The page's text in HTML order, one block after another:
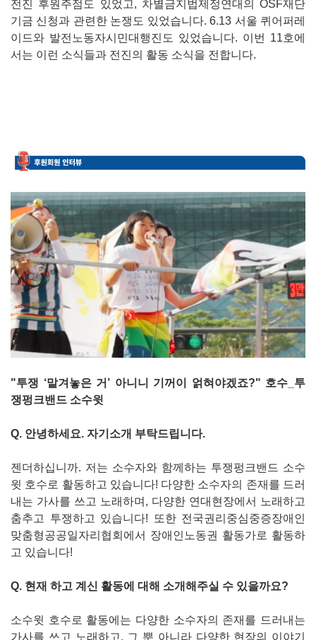
전진 후원주점도 있었고, 차별금지법제정연대의 OSF재단
기금 신청과 관련한 논쟁도 있었습니다. 6.13 서울 퀴어퍼레
이드와 발전노동자시민대행진도 있었습니다. 이번 11호에
서는 이런 소식들과 전진의 활동 소식을 전합니다.
"투쟁 ‘맡겨놓은 거’ 아니니 기꺼이 얽혀야겠죠?" 호수_투
쟁펑크밴드 소수윗
Q. 안녕하세요. 자기소개 부탁드립니다.
젠더하십니까. 저는 소수자와 함께하는 투쟁펑크밴드 소수
윗 호수로 활동하고 있습니다! 다양한 소수자의 존재를 드러
내는 가사를 쓰고 노래하며, 다양한 연대현장에서 노래하고
춤추고 투쟁하고 있습니다! 또한 전국권리중심중증장애인
맞춤형공공일자리협회에서 장애인노동권 활동가로 활동하
고 있습니다!
Q. 현재 하고 계신 활동에 대해 소개해주실 수 있을까요?
소수윗 호수로 활동에는 다양한 소수자의 존재를 드러내는
가사를 쓰고 노래하고, 그 뿐 아니라 다양한 현장의 이야기